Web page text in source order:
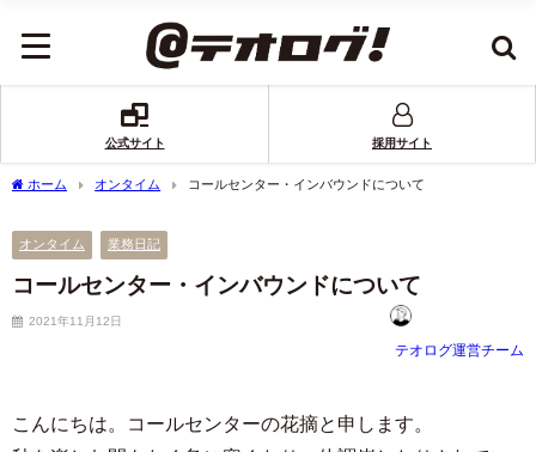
公式サイト 採用サイト
ホーム オンタイム コールセンター・インバウンドについて
オンタイム 業務日記
コールセンター・インバウンドについて
2021年11月12日
テオログ運営チーム
こんにちは。コールセンターの花摘と申します。